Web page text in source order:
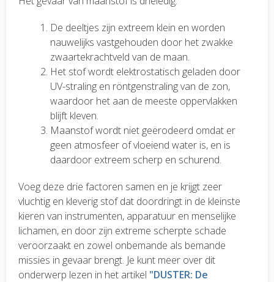
De deeltjes zijn extreem klein en worden
nauwelijks vastgehouden door het zwakke
zwaartekrachtveld van de maan.
Het stof wordt elektrostatisch geladen door
UV-straling en röntgenstraling van de zon,
waardoor het aan de meeste oppervlakken
blijft kleven.
Maanstof wordt niet geërodeerd omdat er
geen atmosfeer of vloeiend water is, en is
daardoor extreem scherp en schurend.
Voeg deze drie factoren samen en je krijgt zeer
vluchtig en kleverig stof dat doordringt in de kleinste
kieren van instrumenten, apparatuur en menselijke
lichamen, en door zijn extreme scherpte schade
veroorzaakt en zowel onbemande als bemande
missies in gevaar brengt. Je kunt meer over dit
onderwerp lezen in het artikel "DUSTER: De